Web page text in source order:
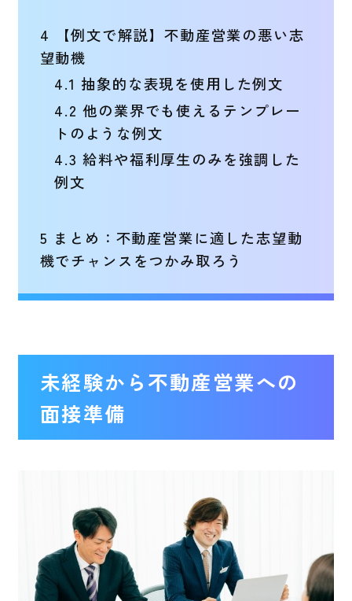
4 【例文で解説】不動産営業の悪い志
望動機
4.1 抽象的な表現を使用した例文
4.2 他の業界でも使えるテンプレー
トのような例文
4.3 給料や福利厚生のみを強調した
例文
5 まとめ：不動産営業に適した志望動
機でチャンスをつかみ取ろう
未経験から不動産営業への
面接準備